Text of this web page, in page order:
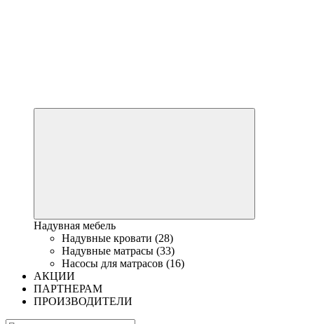
Надувная мебель
Надувные кровати (28)
Надувные матрасы (33)
Насосы для матрасов (16)
АКЦИИ
ПАРТНЕРАМ
ПРОИЗВОДИТЕЛИ